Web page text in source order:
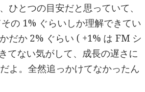
ひとつの目安だと思っていて、
の 1% ぐらいしか理解できてい
だか 2% ぐらい ( +1% は FM シ
てない気がして、成長の遅さに
よ。全然追っかけてなかったん